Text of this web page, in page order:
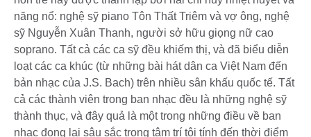
năng nổ: nghệ sỹ piano Tôn Thất Triêm và vợ ông, nghệ
sỹ Nguyễn Xuân Thanh, người sở hữu giọng nữ cao
soprano. Tất cả các ca sỹ đều khiếm thị, và đã biểu diễn
loạt các ca khúc (từ những bài hát dân ca Việt Nam đến
bản nhạc của J.S. Bach) trên nhiều sân khấu quốc tế. Tất
cả các thành viên trong ban nhạc đều là những nghệ sỹ
thành thục, và đây quả là một trong những điều về ban
nhạc đọng lại sâu sắc trong tâm trí tôi tính đến thời điểm